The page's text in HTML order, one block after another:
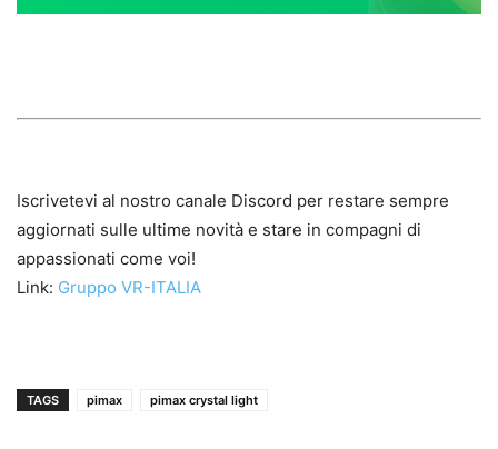
Iscrivetevi al nostro canale Discord per restare sempre
aggiornati sulle ultime novità e stare in compagni di
appassionati come voi!
Link: Gruppo VR-ITALIA
TAGS pimax pimax crystal light